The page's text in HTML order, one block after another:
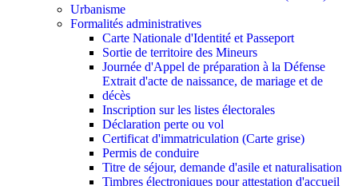
Urbanisme
Formalités administratives
Carte Nationale d'Identité et Passeport
Sortie de territoire des Mineurs
Journée d'Appel de préparation à la Défense
Extrait d'acte de naissance, de mariage et de
décès
Inscription sur les listes électorales
Déclaration perte ou vol
Certificat d'immatriculation (Carte grise)
Permis de conduire
Titre de séjour, demande d'asile et naturalisation
Timbres électroniques pour attestation d'accueil